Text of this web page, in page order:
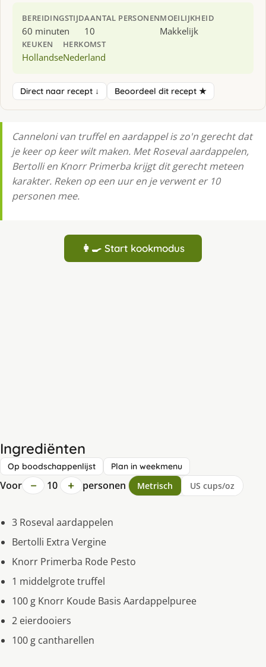
BEREIDINGSTIJD
60 minuten
AANTAL PERSONEN
10
MOEILIJKHEID
Makkelijk
KEUKEN
Hollandse
HERKOMST
Nederland
Direct naar recept ↓ Beoordeel dit recept ★
Canneloni van truffel en aardappel is zo'n gerecht dat
je keer op keer wilt maken. Met Roseval aardappelen,
Bertolli en Knorr Primerba krijgt dit gerecht meteen
karakter. Reken op een uur en je verwent er 10
personen mee.
👩‍🍳 Start kookmodus
Ingrediënten
Op boodschappenlijst Plan in weekmenu
Voor − 10 + personen Metrisch US cups/oz
3 Roseval aardappelen
Bertolli Extra Vergine
Knorr Primerba Rode Pesto
1 middelgrote truffel
100 g Knorr Koude Basis Aardappelpuree
2 eierdooiers
100 g cantharellen